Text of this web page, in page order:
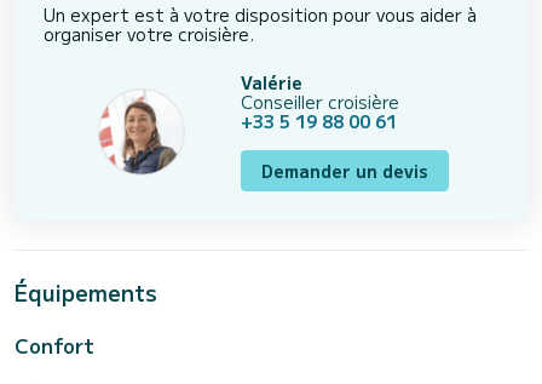
Un expert est à votre disposition pour vous aider à
organiser votre croisière.
Valérie
Conseiller croisière
+33 5 19 88 00 61
Demander un devis
Équipements
Confort